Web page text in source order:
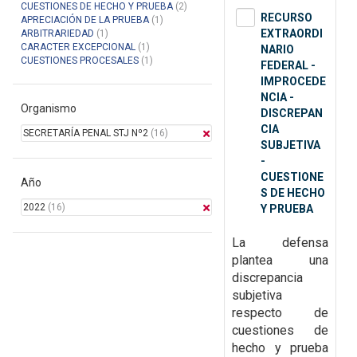
CUESTIONES DE HECHO Y PRUEBA(2)
APRECIACIÓN DE LA PRUEBA(1)
ARBITRARIEDAD (1)
CARACTER EXCEPCIONAL (1)
CUESTIONES PROCESALES (1)
Organismo
SECRETARÍA PENAL STJ Nº2 (16)
Año
2022 (16)
RECURSO
EXTRAORDI
NARIO
FEDERAL -
IMPROCEDE
NCIA -
DISCREPAN
CIA
SUBJETIVA
-
CUESTIONE
S DE HECHO
Y PRUEBA
La defensa
plantea una
discrepancia
subjetiva
respecto de
cuestiones de
hecho y prueba